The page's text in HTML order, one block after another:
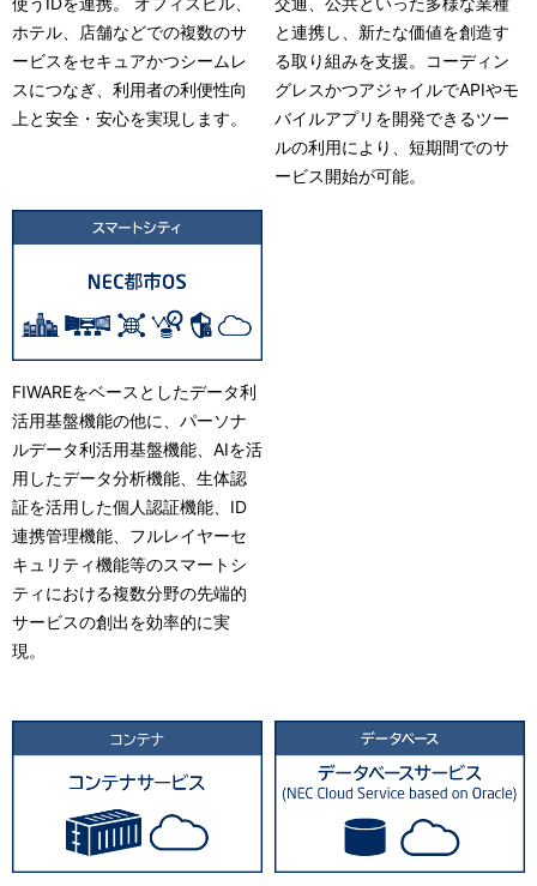
ホテル、店舗などでの複数のサ
ービスをセキュアかつシームレ
スにつなぎ、利用者の利便性向
上と安全・安心を実現します。
と連携し、新たな価値を創造す
る取り組みを支援。コーディン
グレスかつアジャイルでAPIやモ
バイルアプリを開発できるツー
ルの利用により、短期間でのサ
ービス開始が可能。
FIWAREをベースとしたデータ利
活用基盤機能の他に、パーソナ
ルデータ利活用基盤機能、AIを活
用したデータ分析機能、生体認
証を活用した個人認証機能、ID
連携管理機能、フルレイヤーセ
キュリティ機能等のスマートシ
ティにおける複数分野の先端的
サービスの創出を効率的に実
現。